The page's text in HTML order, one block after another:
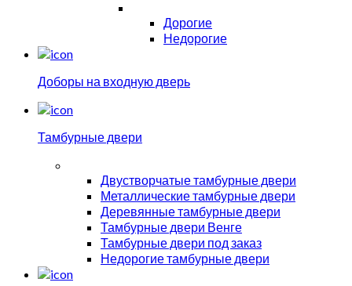
Дорогие
Недорогие
Доборы на входную дверь
Тамбурные двери
Двустворчатые тамбурные двери
Металлические тамбурные двери
Деревянные тамбурные двери
Тамбурные двери Венге
Тамбурные двери под заказ
Недорогие тамбурные двери